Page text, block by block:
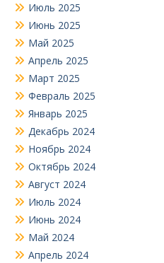
Июль 2025
Июнь 2025
Май 2025
Апрель 2025
Март 2025
Февраль 2025
Январь 2025
Декабрь 2024
Ноябрь 2024
Октябрь 2024
Август 2024
Июль 2024
Июнь 2024
Май 2024
Апрель 2024